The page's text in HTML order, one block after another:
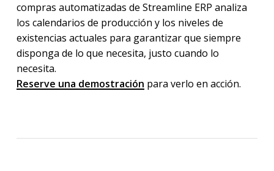
compras automatizadas de Streamline ERP analiza
los calendarios de producción y los niveles de
existencias actuales para garantizar que siempre
disponga de lo que necesita, justo cuando lo
necesita.
Reserve una demostración para verlo en acción.